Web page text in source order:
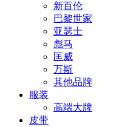
新百伦
巴黎世家
亚瑟士
彪马
匡威
万斯
其他品牌
服装
高端大牌
皮带